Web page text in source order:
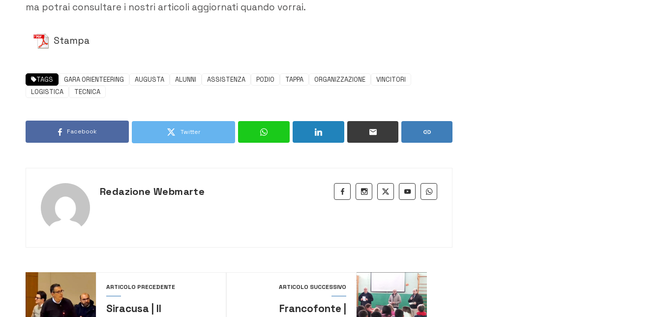
ma potrai consultare i nostri articoli aggiornati quando vorrai.
Stampa
TAGS GARA ORIENTEERING AUGUSTA ALUNNI ASSISTENZA PODIO TAPPA ORGANIZZAZIONE
VINCITORI
LOGISTICA
TECNICA
Facebook Twitter
Redazione Webmarte
ARTICOLO PRECEDENTE
Siracusa | Il
ARTICOLO SUCCESSIVO
Francofonte |